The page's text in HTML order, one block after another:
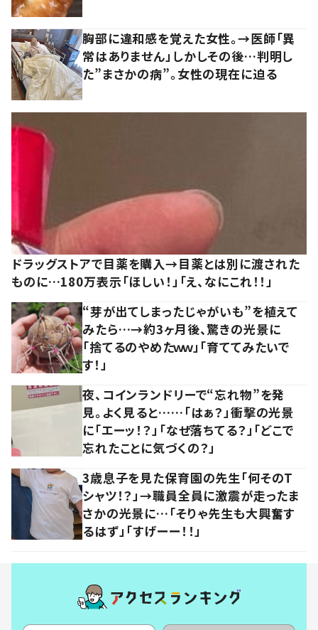
胸部に違和感を覚えた女性。→医師「異
常はありません」しかしその後…判明し
た”まさかの病”。女性の現在に迫る
ドラッグストアで目薬を購入→目薬とは別に渡された
ものに…180万表示「ほしい！」「え、なにこれ！！」
“芽が出てしまったじゃがいも”を植えて
みたら…→約3ヶ月後、驚きの光景に
「捨てるのやめたｗｗ」「育ててみたいで
す！」
夜、コインランドリーで“忘れ物”を発
見。よく見ると……「はぁ？」衝撃の光景
に「エーッ！？」「なぜ落ちてる？」「どこで
忘れたことに気づくの？」
3歳息子を見た保育園の先生「何そのT
シャツ！？」→職員全員に激震が走ったま
さかの光景に…「そりゃ先生も大興奮す
るはず」「すげーー！！」